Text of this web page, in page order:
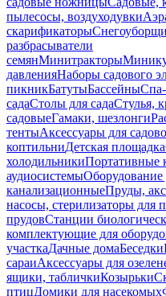
пылесосы, воздуходувки
скарификаторы
разбрасыватели
семянМинитракторы
давленияНаборы садового
пикникБатутыБассейны
садаСтолы для садаСтулья,
садовыеГамаки, шезлонги
тентыАксессуары для
коптильниДетская площадка
холодильникиПортативные
аудиосистемыОборудование
канализационныеПруды,
насосы, стерилизаторы для
прудовСтанции
комплектующие для
участкаДачные домаБеседки
сараиАксессуары для
ящики, табличкиКозырьки
птицДомики для насекомых